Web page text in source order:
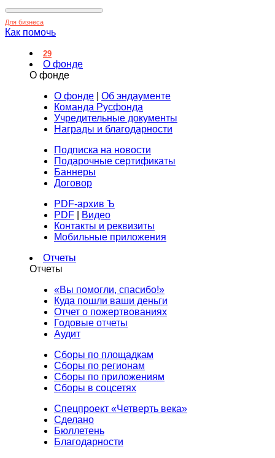
Для бизнеса
Как помочь
29
О фонде
О фонде
О фонде
Об эндаументе
Команда Русфонда
Учредительные документы
Награды и благодарности
Подписка на новости
Подарочные сертификаты
Баннеры
Договор
PDF-архив Ъ
PDF
Видео
Контакты и реквизиты
Мобильные приложения
Отчеты
Отчеты
«Вы помогли, спасибо!»
Куда пошли ваши деньги
Отчет о пожертвованиях
Годовые отчеты
Аудит
Сборы по площадкам
Сборы по регионам
Сборы по приложениям
Сборы в соцсетях
Спецпроект «Четверть века»
Сделано
Бюллетень
Благодарности